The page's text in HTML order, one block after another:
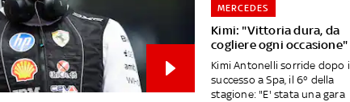
Kimi: "Vittoria dura, da
cogliere ogni occasione"
MERCEDES
Kimi Antonelli sorride dopo il
successo a Spa, il 6° della
stagione: "E' stata una gara